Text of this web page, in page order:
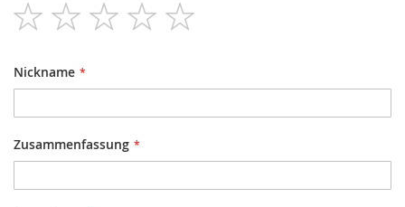
1
star
2
stars
3
stars
4
stars
Nickname
Zusammenfassung